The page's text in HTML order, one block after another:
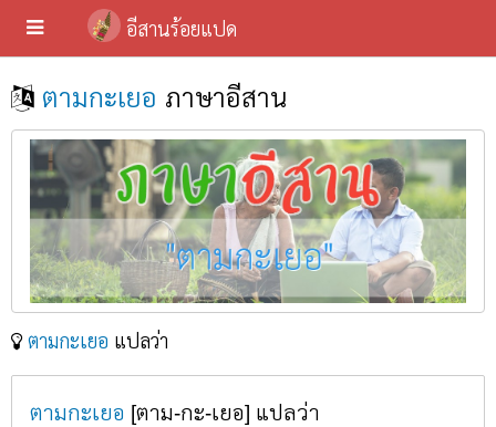
อีสานร้อยแปด
ตามกะเยอ ภาษาอีสาน
ตามกะเยอ แปลว่า
ตามกะเยอ [ตาม-กะ-เยอ] แปลว่า